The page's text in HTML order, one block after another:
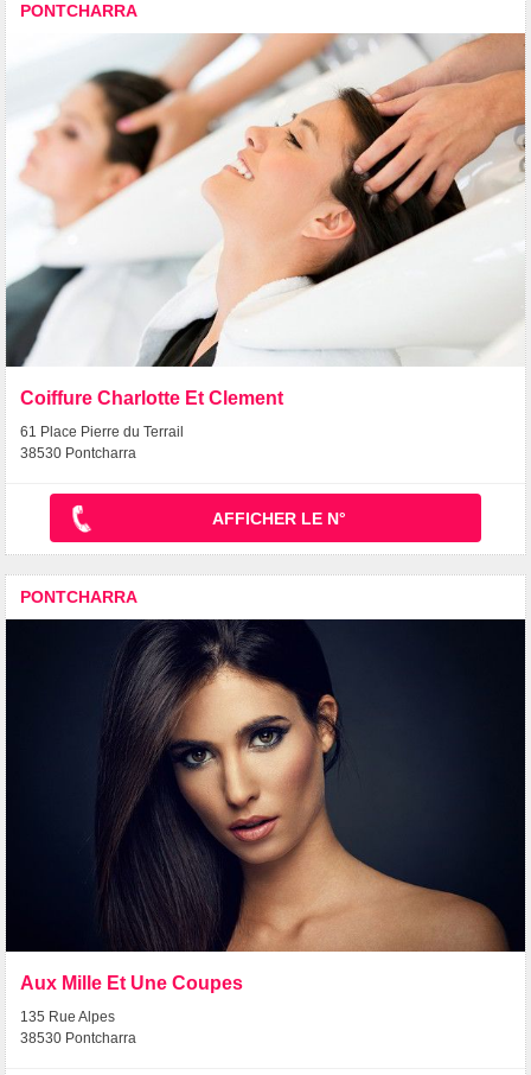
PONTCHARRA
Coiffure Charlotte Et Clement
61 Place Pierre du Terrail
38530 Pontcharra
AFFICHER LE N°
PONTCHARRA
Aux Mille Et Une Coupes
135 Rue Alpes
38530 Pontcharra